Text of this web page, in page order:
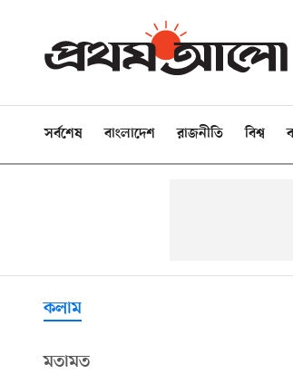
সর্বশেষ বাংলাদেশ রাজনীতি বিশ্ব
কলাম
মতামত